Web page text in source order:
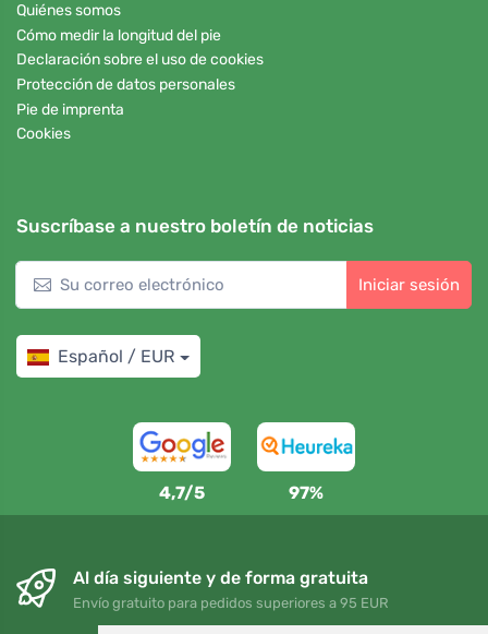
Quiénes somos
Cómo medir la longitud del pie
Declaración sobre el uso de cookies
Protección de datos personales
Pie de imprenta
Cookies
Suscríbase a nuestro boletín de noticias
Iniciar sesión
Español / EUR
4,7/5 97%
Al día siguiente y de forma gratuita
Envío gratuito para pedidos superiores a 95 EUR